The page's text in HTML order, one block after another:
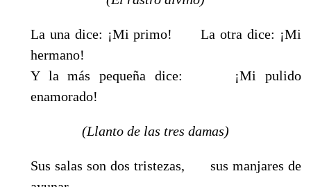
La una dice: ¡Mi primo! La otra dice: ¡Mi
hermano!
Y la más pequeña dice: ¡Mi pulido
enamorado!
(Llanto de las tres damas)
Sus salas son dos tristezas, sus manjares de